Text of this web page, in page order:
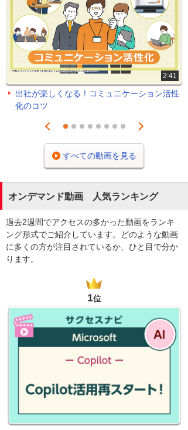
2:41
出社が楽しくなる！コミュニケーション活性
化のコツ
Prev
1 2 3 4 5 6 7 8
Next
すべての動画を見る
オンデマンド動画 人気ランキング
過去2週間でアクセスの多かった動画をランキ
ング形式でご紹介しています。どのような動画
に多くの方が注目されているか、ひと目で分か
ります。
1位